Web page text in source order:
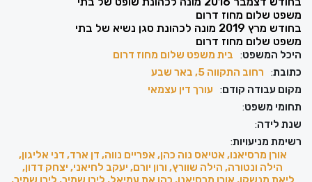
משפט שלום מחוז דרום
בחודש מרץ 2019 מונה לכהונת סגן נשיא של בתי
משפט שלום מחוז דרום
היכל המשפט:
בית משפט שלום מחוז דרום
כתובת:
רחוב התקווה 5, באר שבע
מקום עבודה קודם:
עורך דין עצמאי
תחומי משפט:
שנת לידה:
רשימת מניעויות:
אורן מרסיאנו, אטיאס נוה כהן, אפריים נווה, דן ארד, דני אליגון,
הילה ונטורה, הילה שוורץ, ורון יורם, יעקב לחיאני, יצחק דדון,